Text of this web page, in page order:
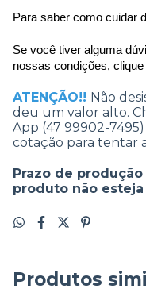
Para saber como cuidar
Se você tiver alguma
nossas condições, clique
ATENÇÃO!! Não
deu um valor alto.
App (47 99902-
cotação para tentar
Prazo de
produto não
Produtos